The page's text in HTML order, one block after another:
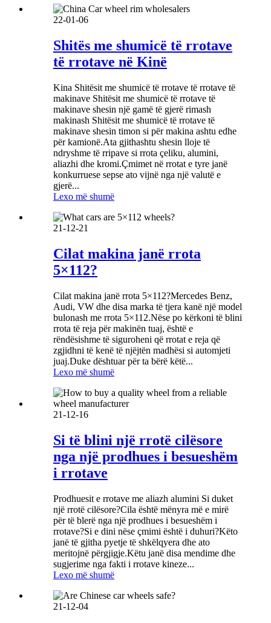
22-01-06
Shitës me shumicë të rrotave
të rrotave në Kinë
Kina Shitësit me shumicë të rrotave të rrotave të
makinave Shitësit me shumicë të rrotave të
makinave shesin një gamë të gjerë rimash
makinash Shitësit me shumicë të rrotave të
makinave shesin timon si për makina ashtu edhe
për kamionë.Ata gjithashtu shesin lloje të
ndryshme të rripave si rrota çeliku, alumini,
aliazhi dhe kromi.Çmimet në rrotat e tyre janë
konkurruese sepse ato vijnë nga një valutë e
gjerë...
Lexo më shumë
21-12-21
Cilat makina janë rrota
5×112?
Cilat makina janë rrota 5×112?Mercedes Benz,
Audi, VW dhe disa marka të tjera kanë një model
bulonash me rrota 5×112.Nëse po kërkoni të blini
rrota të reja për makinën tuaj, është e
rëndësishme të siguroheni që rrotat e reja që
zgjidhni të kenë të njëjtën madhësi si automjeti
juaj.Duke dështuar për ta bërë këtë...
Lexo më shumë
21-12-16
Si të blini një rrotë cilësore
nga një prodhues i besueshëm
i rrotave
Prodhuesit e rrotave me aliazh alumini Si duket
një rrotë cilësore?Cila është mënyra më e mirë
për të blerë nga një prodhues i besueshëm i
rrotave?Si e dini nëse çmimi është i duhuri?Këto
janë të gjitha pyetje të shkëlqyera dhe ato
meritojnë përgjigje.Këtu janë disa mendime dhe
sugjerime nga fakti i rrotave kineze...
Lexo më shumë
21-12-04